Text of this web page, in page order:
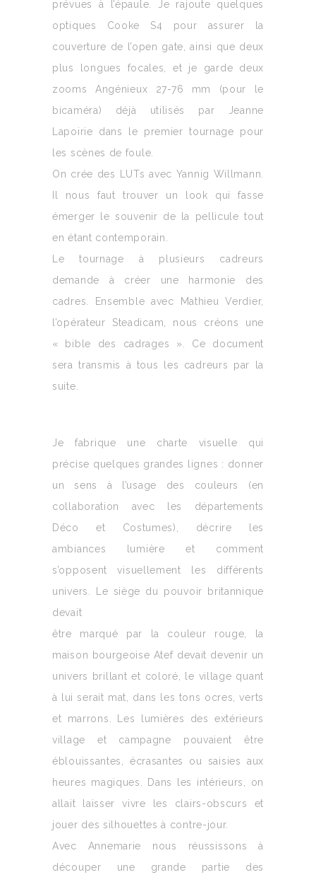
prévues à l’épaule. Je rajoute quelques
optiques Cooke S4 pour assurer la
couverture de l’open gate, ainsi que deux
plus longues focales, et je garde deux
zooms Angénieux 27-76 mm (pour le
bicaméra) déjà utilisés par Jeanne
Lapoirie dans le premier tournage pour
les scènes de foule.
On crée des LUTs avec Yannig Willmann.
Il nous faut trouver un look qui fasse
émerger le souvenir de la pellicule tout
en étant contemporain.
Le tournage à plusieurs cadreurs
demande à créer une harmonie des
cadres. Ensemble avec Mathieu Verdier,
l’opérateur Steadicam, nous créons une
« bible des cadrages ». Ce document
sera transmis à tous les cadreurs par la
suite.
Je fabrique une charte visuelle qui
précise quelques grandes lignes : donner
un sens à l’usage des couleurs (en
collaboration avec les départements
Déco et Costumes), décrire les
ambiances lumière et comment
s’opposent visuellement les différents
univers. Le siège du pouvoir britannique
devait
être marqué par la couleur rouge, la
maison bourgeoise Atef devait devenir un
univers brillant et coloré, le village quant
à lui serait mat, dans les tons ocres, verts
et marrons. Les lumières des extérieurs
village et campagne pouvaient être
éblouissantes, écrasantes ou saisies aux
heures magiques. Dans les intérieurs, on
allait laisser vivre les clairs-obscurs et
jouer des silhouettes à contre-jour.
Avec Annemarie nous réussissons à
découper une grande partie des